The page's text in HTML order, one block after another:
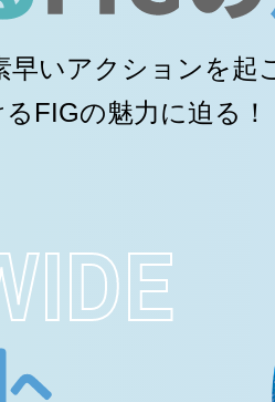
早いアクションを起
FIGの魅力に迫る！